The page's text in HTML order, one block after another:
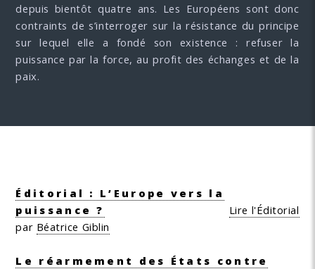
depuis bientôt quatre ans. Les Européens sont donc
contraints de s’interroger sur la résistance du principe
sur lequel elle a fondé son existence : refuser la
puissance par la force, au profit des échanges et de la
paix.
Éditorial : L’Europe vers la
puissance ?
Lire l'Éditorial
par Béatrice Giblin
Le réarmement des États contre